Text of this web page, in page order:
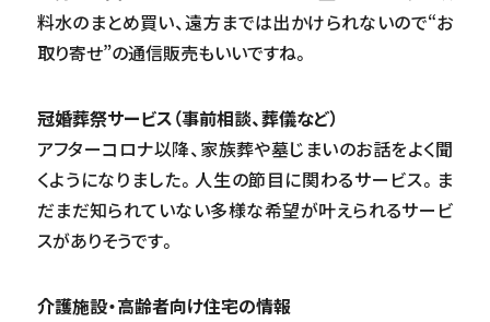
料水のまとめ買い、遠方までは出かけられないので“お
取り寄せ”の通信販売もいいですね。
冠婚葬祭サービス（事前相談、葬儀など）
アフターコロナ以降、家族葬や墓じまいのお話をよく聞
くようになりました。人生の節目に関わるサービス。ま
だまだ知られていない多様な希望が叶えられるサービ
スがありそうです。
介護施設・高齢者向け住宅の情報